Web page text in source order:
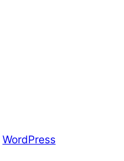
WordPress